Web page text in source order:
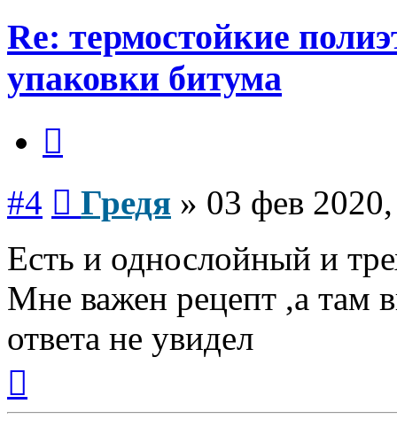
Re: термостойкие
упаковки битума
#4 Гредя » 03 фев
Есть и однослойный и
Мне важен рецепт ,а там
ответа не увидел
началу